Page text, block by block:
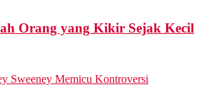
Orang yang Kikir Sejak Kecil